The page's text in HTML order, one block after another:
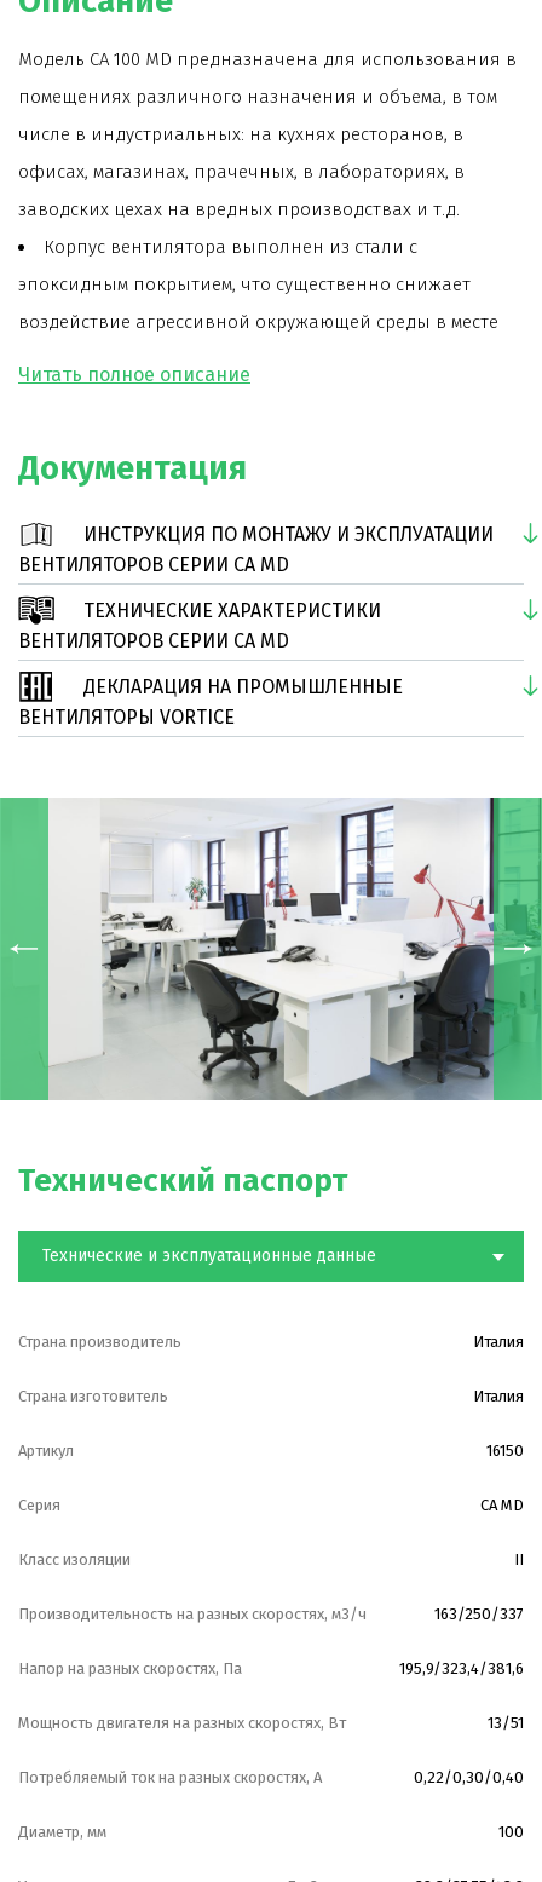
Модель CA 100 MD предназначена для использования в
помещениях различного назначения и объема, в том
числе в индустриальных: на кухнях ресторанов, в
офисах, магазинах, прачечных, в лабораториях, в
заводских цехах на вредных производствах и т.д.
Корпус вентилятора выполнен из стали с
эпоксидным покрытием, что существенно снижает
воздействие агрессивной окружающей среды в месте
вентилятора загнуты назад.
имеет два диапазона скорости.
Срок службы вентилятора более 30000 часов, в том
числе при непрерывной работе.
Модель отличается пониженными шумовыми
характеристиками.
Вентилятор комплектуется монтажными
Документация
ИНСТРУКЦИЯ ПО МОНТАЖУ И ЭКСПЛУАТАЦИИ
ВЕНТИЛЯТОРОВ СЕРИИ CA MD
ТЕХНИЧЕСКИЕ ХАРАКТЕРИСТИКИ
ВЕНТИЛЯТОРОВ СЕРИИ CA MD
ДЕКЛАРАЦИЯ НА ПРОМЫШЛЕННЫЕ
ВЕНТИЛЯТОРЫ VORTICE
Технический паспорт
Технические и эксплуатационные данные
Страна производитель Италия
Страна изготовитель Италия
Артикул 16150
Серия CA MD
Класс изоляции II
Производительность на разных скоростях, м3/ч 163/250/337
Напор на разных скоростях, Па 195,9/323,4/381,6
Мощность двигателя на разных скоростях, Вт 13/51
Потребляемый ток на разных скоростях, А 0,22/0,30/0,40
Диаметр, мм 100